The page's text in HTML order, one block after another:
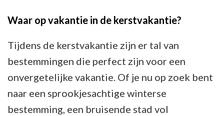
Waar op vakantie in de kerstvakantie?
Tijdens de kerstvakantie zijn er tal van
bestemmingen die perfect zijn voor een
onvergetelijke vakantie. Of je nu op zoek bent
naar een sprookjesachtige winterse
bestemming, een bruisende stad vol